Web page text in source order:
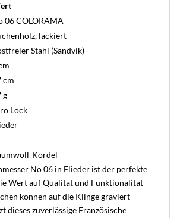
06 COLORAMA
lackiert
Stahl (Sandvik)
cm
g
Lock
Kordel
No 06 in Flieder ist der perfekte
Wert auf Qualität und Funktionalität
können auf die Klinge graviert
dieses zuverlässige Französische